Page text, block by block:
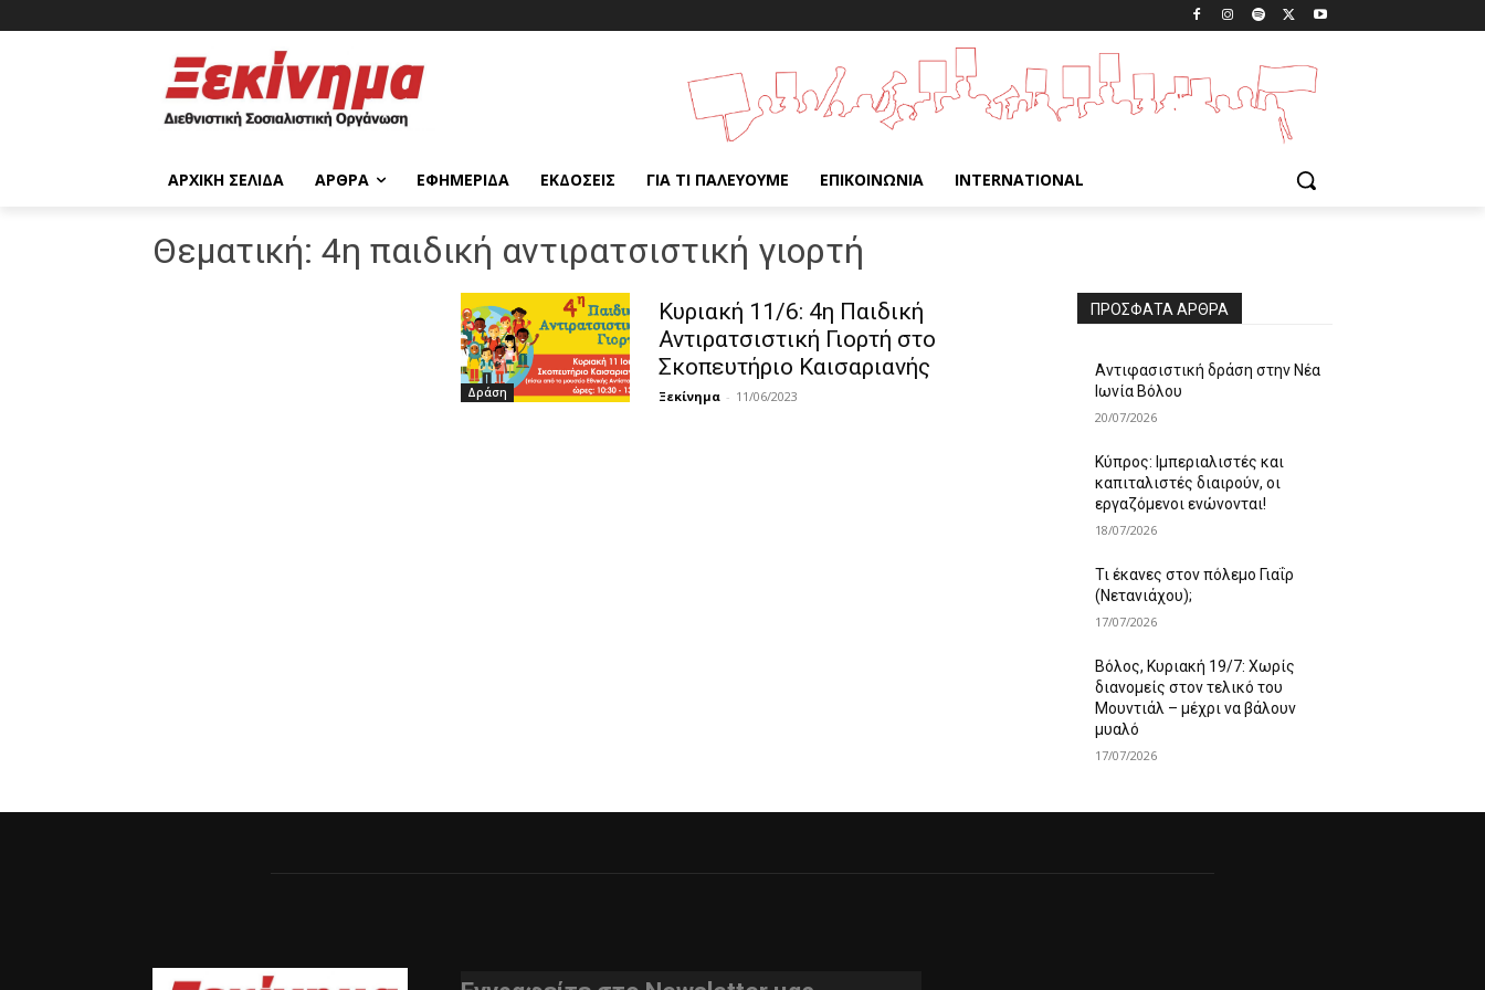
ΑΡΧΙΚΉ ΣΕΛΊΔΑ ΆΡΘΡΑ ΕΦΗΜΕΡΊΔΑ ΕΚΔΌΣΕΙΣ ΓΙΑ ΤΙ ΠΑΛΕΎΟΥΜΕ ΕΠΙΚΟΙΝΩΝΊΑ INTERNATIONAL
Θεματική: 4η παιδική αντιρατσιστική γιορτή
Δράση
Κυριακή 11/6: 4η Παιδική
Αντιρατσιστική Γιορτή στο
Σκοπευτήριο Καισαριανής
Ξεκίνημα - 11/06/2023
ΠΡΌΣΦΑΤΑ ΆΡΘΡΑ
Αντιφασιστική δράση στην Νέα
Ιωνία Βόλου
20/07/2026
Κύπρος: Ιμπεριαλιστές και
καπιταλιστές διαιρούν, οι
εργαζόμενοι ενώνονται!
18/07/2026
Τι έκανες στον πόλεμο Γιαΐρ
(Νετανιάχου);
17/07/2026
Βόλος, Κυριακή 19/7: Χωρίς
διανομείς στον τελικό του
Μουντιάλ – μέχρι να βάλουν
μυαλό
17/07/2026